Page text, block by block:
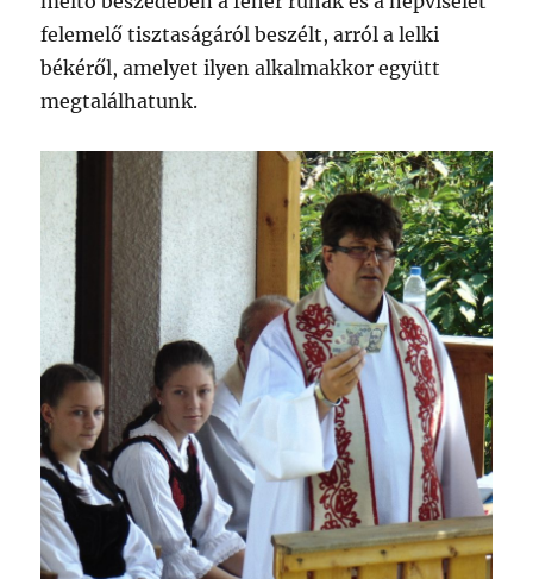
felemelő tisztaságáról beszélt, arról a lelki
békéről, amelyet ilyen alkalmakkor együtt
megtalálhatunk.